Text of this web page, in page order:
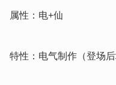
属性：电+仙
特性：电气制作（登场